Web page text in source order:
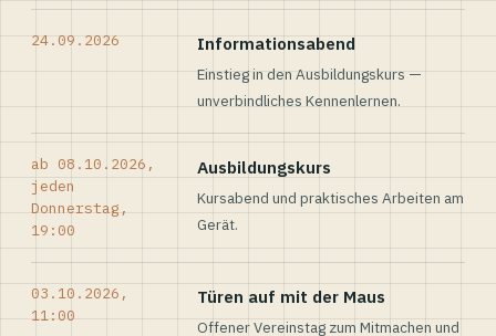
24.09.2026 Informationsabend
Einstieg in den Ausbildungskurs —
unverbindliches Kennenlernen.
ab 08.10.2026,
jeden
Donnerstag,
19:00
Ausbildungskurs
Kursabend und praktisches Arbeiten am
Gerät.
03.10.2026,
11:00
Türen auf mit der Maus
Offener Vereinstag zum Mitmachen und